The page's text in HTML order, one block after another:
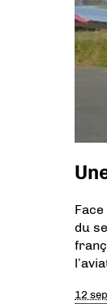
du
12